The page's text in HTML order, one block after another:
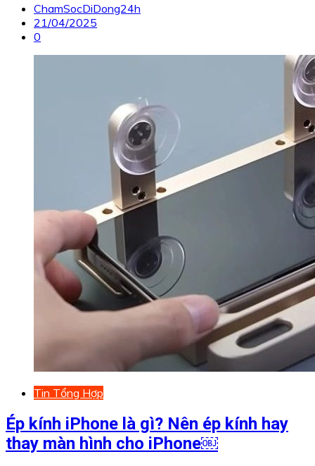
ChamSocDiDong24h
21/04/2025
0
Tin Tổng Hợp
Ép kính iPhone là gì? Nên ép kính hay
thay màn hình cho iPhone￼